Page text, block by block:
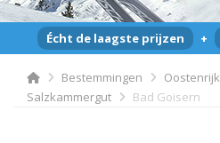
Écht de laagste prijzen +
Bestemmingen Oostenrijk
Salzkammergut
Bad Goisern